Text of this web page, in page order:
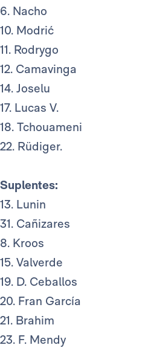
6. Nacho
10. Modrić
11. Rodrygo
12. Camavinga
14. Joselu
17. Lucas V.
18. Tchouameni
22. Rüdiger.
Suplentes:
​13. Lunin
31. Cañizares
8. Kroos
15. Valverde
19. D. Ceballos
20. Fran García
21. Brahim
23. F. Mendy